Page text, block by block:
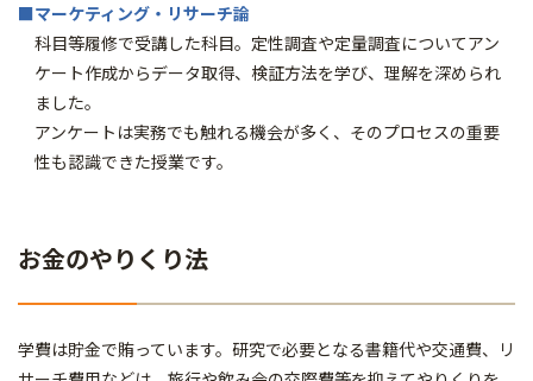
■マーケティング・リサーチ論
科目等履修で受講した科目。定性調査や定量調査についてアン
ケート作成からデータ取得、検証方法を学び、理解を深められ
ました。
アンケートは実務でも触れる機会が多く、そのプロセスの重要
性も認識できた授業です。
お金のやりくり法
学費は貯金で賄っています。研究で必要となる書籍代や交通費、リ